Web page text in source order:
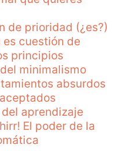
de prioridad (¿es?)
es cuestión de
principios
minimalismo
absurdos
del aprendizaje
El poder de la